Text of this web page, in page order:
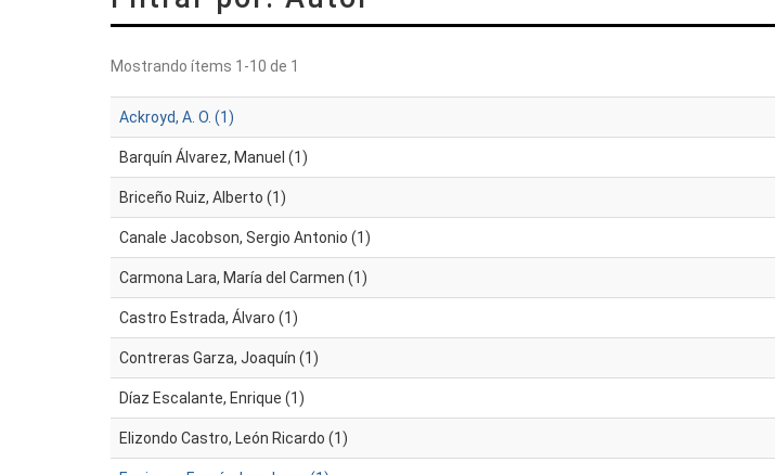
Mostrando ítems 1-10 de 1
Ackroyd, A. O. (1)
Barquín Álvarez, Manuel (1)
Briceño Ruiz, Alberto (1)
Canale Jacobson, Sergio Antonio (1)
Carmona Lara, María del Carmen (1)
Castro Estrada, Álvaro (1)
Contreras Garza, Joaquín (1)
Díaz Escalante, Enrique (1)
Elizondo Castro, León Ricardo (1)